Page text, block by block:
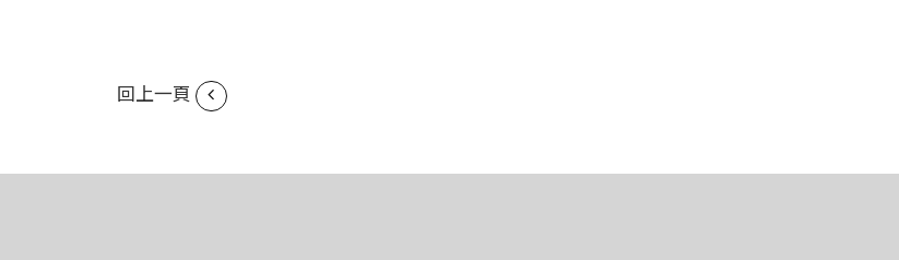
回上一頁